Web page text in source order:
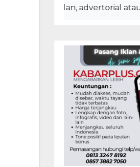
iklan, advertorial atau